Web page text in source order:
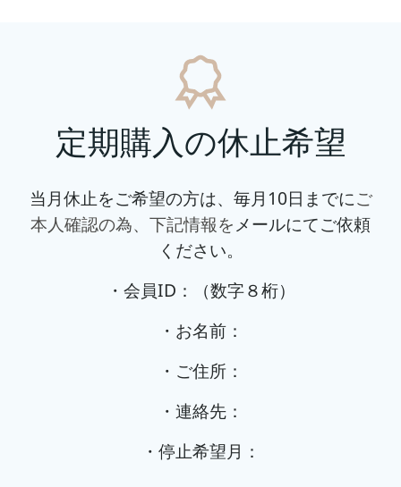
定期購入の休止希望
当月休止をご希望の方は、毎月10日までにご
本人確認の為、下記情報をメールにてご依頼
ください。
・会員ID：（数字８桁）
・お名前：
・ご住所：
・連絡先：
・停止希望月：